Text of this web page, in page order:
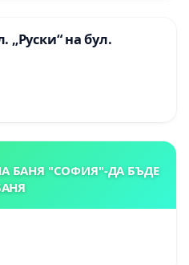
„Руски“ на бул.
БАНЯ "СОФИЯ"-ДА БЪДЕ